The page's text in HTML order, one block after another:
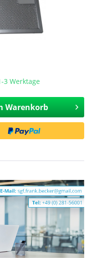
3 Werktage
Warenkorb